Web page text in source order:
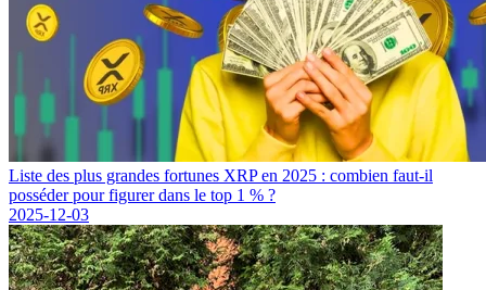
Liste des plus grandes fortunes XRP en 2025 : combien faut-il
posséder pour figurer dans le top 1 % ?
2025-12-03